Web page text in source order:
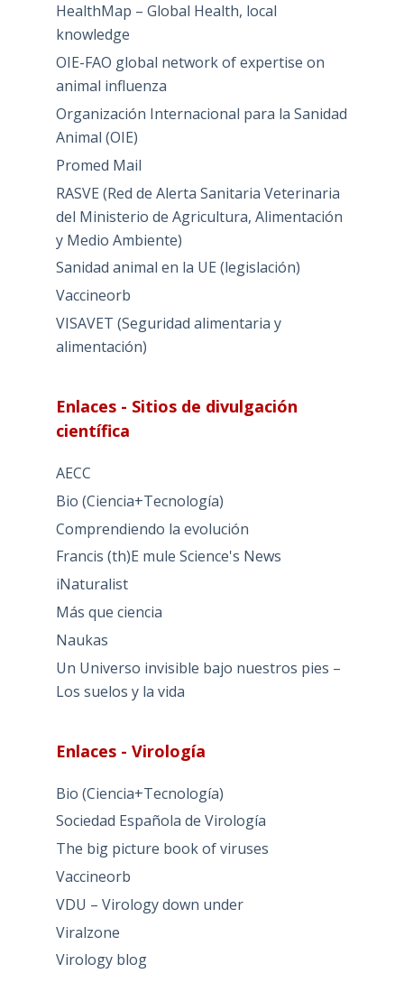
HealthMap – Global Health, local
knowledge
OIE-FAO global network of expertise on
animal influenza
Organización Internacional para la Sanidad
Animal (OIE)
Promed Mail
RASVE (Red de Alerta Sanitaria Veterinaria
del Ministerio de Agricultura, Alimentación
y Medio Ambiente)
Sanidad animal en la UE (legislación)
Vaccineorb
VISAVET (Seguridad alimentaria y
alimentación)
Enlaces - Sitios de divulgación
científica
AECC
Bio (Ciencia+Tecnología)
Comprendiendo la evolución
Francis (th)E mule Science's News
iNaturalist
Más que ciencia
Naukas
Un Universo invisible bajo nuestros pies –
Los suelos y la vida
Enlaces - Virología
Bio (Ciencia+Tecnología)
Sociedad Española de Virología
The big picture book of viruses
Vaccineorb
VDU – Virology down under
Viralzone
Virology blog